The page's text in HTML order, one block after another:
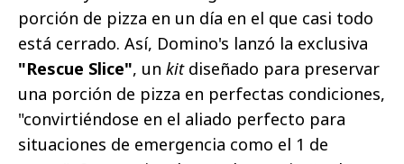
porción de pizza en un día en el que casi todo
está cerrado. Así, Domino's lanzó la exclusiva
"Rescue Slice", un kitdiseñado para preservar
una porción de pizza en perfectas condiciones,
"convirtiéndose en el aliado perfecto para
situaciones de emergencia como el 1 de